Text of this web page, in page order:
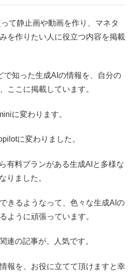
て静止画や動画を作り、マネタ
を作りたい人に役立つ内容を掲載
で知った生成AIの情報を、自分の
ここに掲載しています。
に変わります。
に変わりました。
有料プランがある生成AIと多様な
りました。
きるようなって、色々な生成AIの
ように頑張っています。
連の記事が、人気です。
報を、お役に立てて頂けますと幸